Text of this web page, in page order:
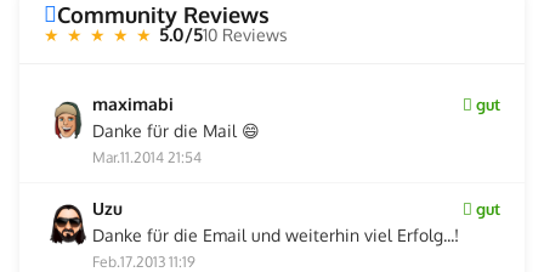
Community Reviews
★ ★ ★ ★ ★ 5.0/510 Reviews
maximabi gut
Danke für die Mail 😄
Mar.11.2014 21:54
Uzu gut
Danke für die Email und weiterhin viel Erfolg...!
Feb.17.2013 11:19